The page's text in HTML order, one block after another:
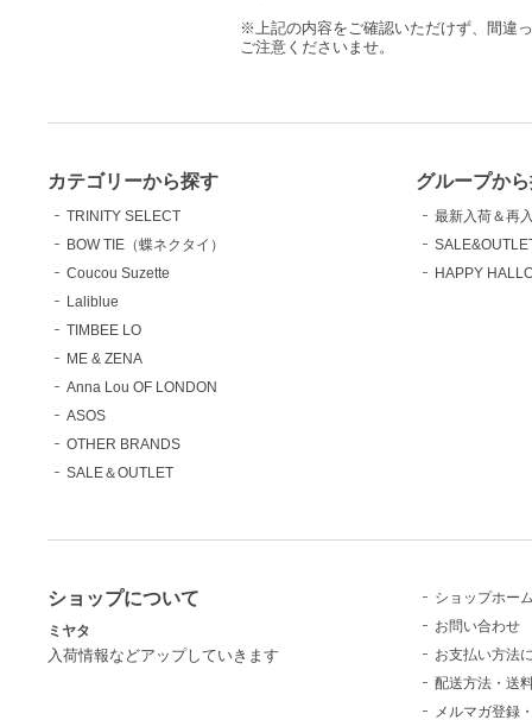
※上記の内容をご確認いただけず、間違
ご注意くださいませ。
カテゴリーから探す
TRINITY SELECT
BOW TIE（蝶ネクタイ）
Coucou Suzette
Laliblue
TIMBEE LO
ME & ZENA
Anna Lou OF LONDON
ASOS
OTHER BRANDS
SALE＆OUTLET
グループか
最新入荷＆再
HAPPY
ショップについて
ミヤタ
入荷情報などアップしていきます
ショップホー
お問い合わせ
お支払い方法
配送方法・送
メルマガ登録